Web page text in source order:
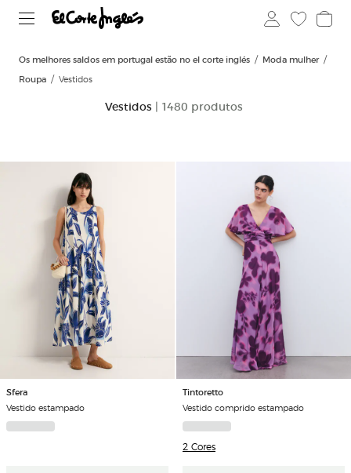
Os melhores saldos em portugal estão no el corte inglés
Moda mulher
Roupa
Vestidos
Vestidos | 1480 produtos
Sfera
Vestido estampado
Tintoretto
Vestido comprido estampado
2 Cores